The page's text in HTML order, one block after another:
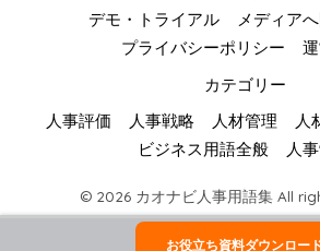
デモ・トライアル
メディア
プライバシーポリシー
カテゴリー
人事評価 人事戦略 人材管理 人
ビジネス用語全般
人
© 2026 カオナビ人事用語集 All
お役立ち資料ダウンロー